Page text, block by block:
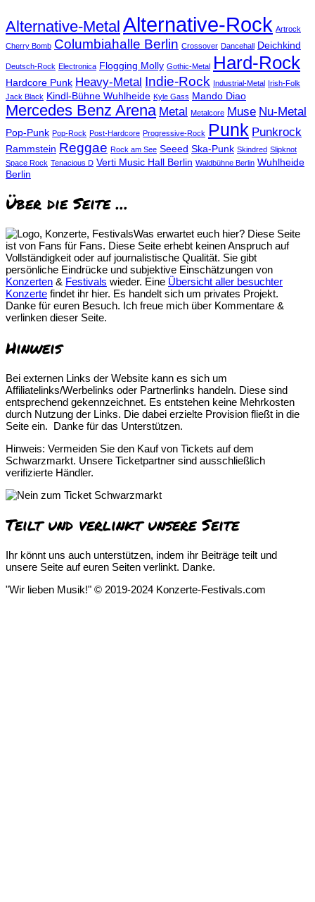
Alternative-Metal Alternative-Rock Artrock
Cherry Bomb Columbiahalle Berlin Crossover Dancehall Deichkind
Deutsch-Rock Electronica Flogging Molly Gothic-Metal Hard-Rock
Hardcore Punk Heavy-Metal Indie-Rock Industrial-Metal Irish-Folk
Jack Black Kindl-Bühne Wuhlheide Kyle Gass Mando Diao
Mercedes Benz Arena Metal Metalcore Muse Nu-Metal
Pop-Punk Pop-Rock Post-Hardcore Progressive-Rock Punk Punkrock
Rammstein Reggae Rock am See Seeed Ska-Punk Skindred Slipknot
Space Rock Tenacious D Verti Music Hall Berlin Waldbühne Berlin Wuhlheide
Berlin
Über die Seite …
Was erwartet euch hier? Diese Seite
ist von Fans für Fans. Diese Seite erhebt keinen Anspruch auf
Vollständigkeit oder auf journalistische Qualität. Sie gibt
persönliche Eindrücke und subjektive Einschätzungen von
Konzerten & Festivals wieder. Eine Übersicht aller besuchter
Konzerte findet ihr hier. Es handelt sich um privates Projekt.
Danke für euren Besuch. Ich freue mich über Kommentare &
verlinken dieser Seite.
Hinweis
Bei externen Links der Website kann es sich um
Affiliatelinks/Werbelinks oder Partnerlinks handeln. Diese sind
entsprechend gekennzeichnet. Es entstehen keine Mehrkosten
durch Nutzung der Links. Die dabei erzielte Provision fließt in die
Seite ein. Danke für das Unterstützen.
Hinweis: Vermeiden Sie den Kauf von Tickets auf dem
Schwarzmarkt. Unsere Ticketpartner sind ausschließlich
verifizierte Händler.
Teilt und verlinkt unsere Seite
Ihr könnt uns auch unterstützen, indem ihr Beiträge teilt und
unsere Seite auf euren Seiten verlinkt. Danke.
"Wir lieben Musik!" © 2019-2024 Konzerte-Festivals.com